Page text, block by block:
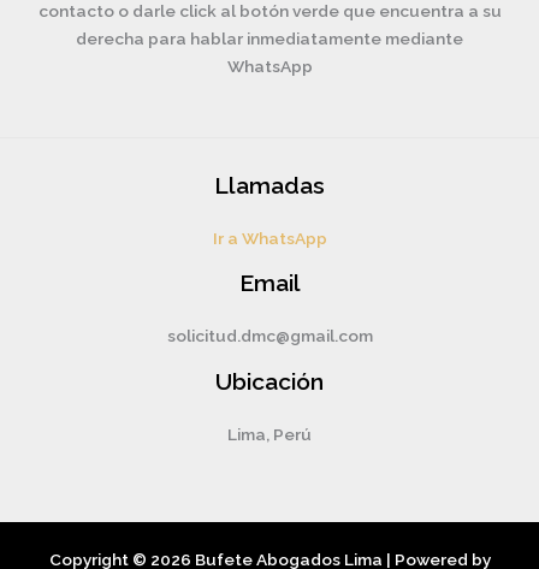
contacto o darle click al botón verde que encuentra a su
derecha para hablar inmediatamente mediante
WhatsApp
Llamadas
Ir a WhatsApp
Email
solicitud.dmc@gmail.com
Ubicación
Lima, Perú
Copyright © 2026 Bufete Abogados Lima | Powered by